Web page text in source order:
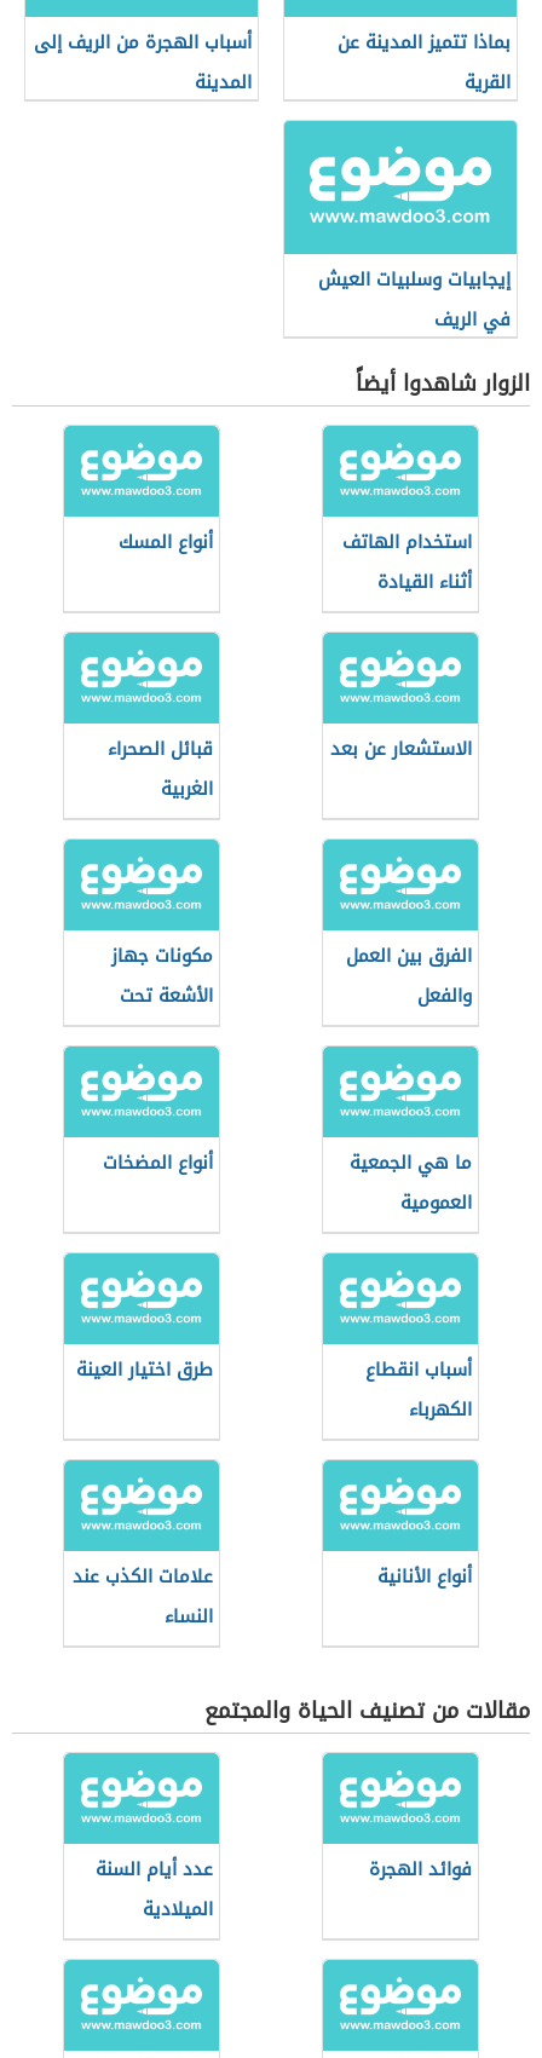
بماذا تتميز المدينة عن
القرية
أسباب الهجرة من الريف إلى
المدينة
إيجابيات وسلبيات العيش
في الريف
الزوار شاهدوا أيضاً
استخدام الهاتف
أثناء القيادة
أنواع المسك
الاستشعار عن بعد
قبائل الصحراء
الغربية
الفرق بين العمل
والفعل
مكونات جهاز
الأشعة تحت
الحمراء
ما هي الجمعية
العمومية
أنواع المضخات
أسباب انقطاع
الكهرباء
طرق اختيار العينة
أنواع الأنانية
علامات الكذب عند
النساء
مقالات من تصنيف الحياة والمجتمع
فوائد الهجرة
عدد أيام السنة
الميلادية